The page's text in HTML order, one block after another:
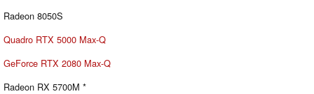
Radeon 8050S
Quadro RTX 5000 Max-Q
GeForce RTX 2080 Max-Q
Radeon RX 5700M *